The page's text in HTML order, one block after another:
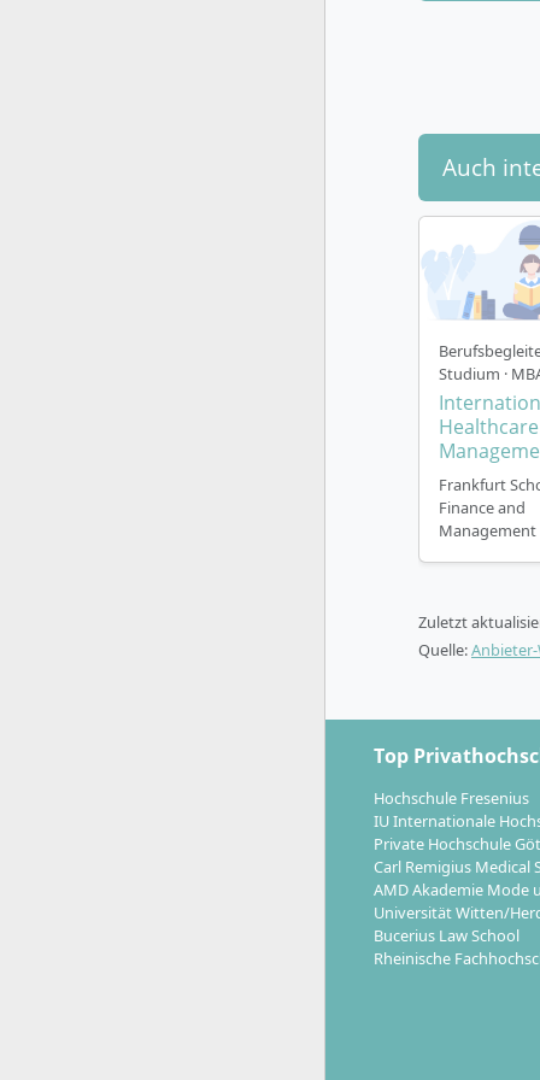
Der
über 18
Drei
Ein
sowie
Vorkurse
Welche
Mit dem
und
Auch
Studium ·
Healthcare
Frankfurt
Finance and
Management
Zuletzt
Quelle:
Top
Hochschule Fresenius
IU Internationale
Private Hochschule
Carl Remigius Medical
AMD Akademie Mode
Universität Witten/
Bucerius Law School
Rheinische